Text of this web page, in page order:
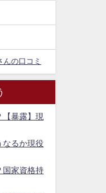
んの口コミ
暴露】現
なるか現役
国家資格持